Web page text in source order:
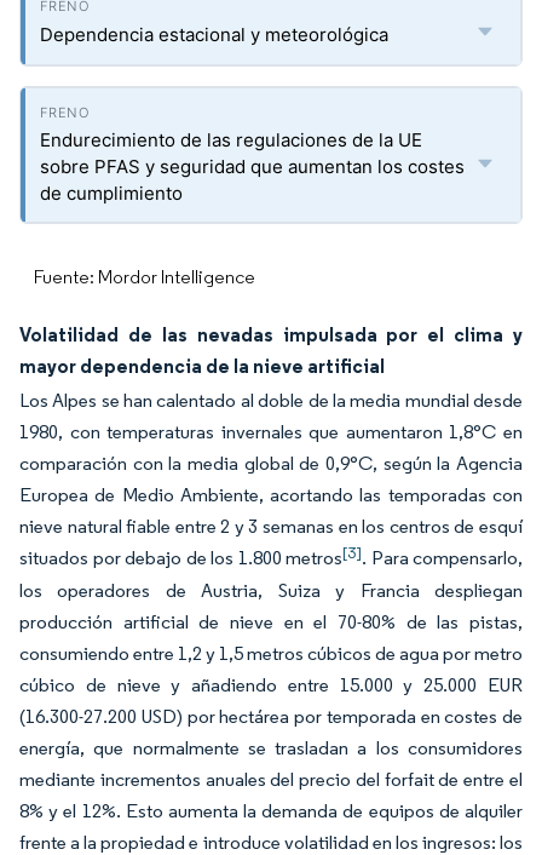
Dependencia estacional y meteorológica
Endurecimiento de las regulaciones de la UE
sobre PFAS y seguridad que aumentan los costes
de cumplimiento
Fuente: Mordor Intelligence
Volatilidad de las nevadas impulsada por el clima y
mayor dependencia de la nieve artificial
Los Alpes se han calentado al doble de la media mundial desde
1980, con temperaturas invernales que aumentaron 1,8°C en
comparación con la media global de 0,9°C, según la Agencia
Europea de Medio Ambiente, acortando las temporadas con
nieve natural fiable entre 2 y 3 semanas en los centros de esquí
situados por debajo de los 1.800 metros[3]. Para compensarlo,
los operadores de Austria, Suiza y Francia despliegan
producción artificial de nieve en el 70-80% de las pistas,
consumiendo entre 1,2 y 1,5 metros cúbicos de agua por metro
cúbico de nieve y añadiendo entre 15.000 y 25.000 EUR
(16.300-27.200 USD) por hectárea por temporada en costes de
energía, que normalmente se trasladan a los consumidores
mediante incrementos anuales del precio del forfait de entre el
8% y el 12%. Esto aumenta la demanda de equipos de alquiler
frente a la propiedad e introduce volatilidad en los ingresos: los